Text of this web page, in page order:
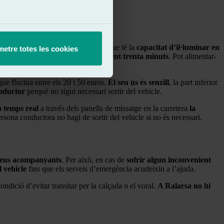
totes les cookies
lluminósde color taronja o groc que té la capacitat d’il·luminar en
durant aproximadament trenta minuts. Pot alimentar-
fluctua entre els 20 i 50 euros. El seu ús és senzill, la part inferior
perquè no sigui necessari sortir del vehicle.
temps real a través dels panells de missatge en la carretera la
conductora no hagi de sortir del vehicle si no és necessari.
acompanyants. Per això, en cas de sofrir algun inconvenient
vehicle fins que els serveis d’emergència acudeixin a l’ajuda.
d’evitar transitar per la calçada o el voral. A Ralarsa no hi